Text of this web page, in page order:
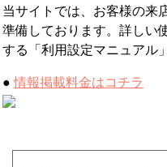
当サイトでは、お客様の来
準備しております。詳しい
する「利用設定マニュアル
●情報掲載料金はコチラ